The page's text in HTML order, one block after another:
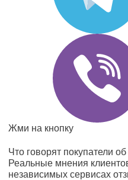
Жми на кнопку
Что говорят покупатели
Реальные мнения
независимых сервисах